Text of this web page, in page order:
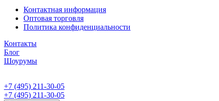
Контактная информация
Оптовая торговля
Политика конфиденциальности
Контакты
Блог
Шоурумы
+7 (495) 211-30-05
+7 (495) 211-30-05